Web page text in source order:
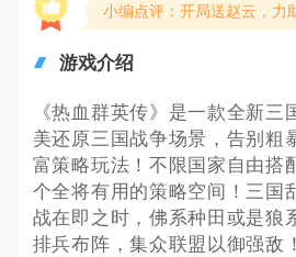
小编点评：开局送赵云，力
游戏介绍
《热血群英传》是一款全新三
美还原三国战争场景，告别粗
富策略玩法！不限国家自由搭
个全将有用的策略空间！三国
战在即之时，佛系种田或是狼
排兵布阵，集众联盟以御强敌